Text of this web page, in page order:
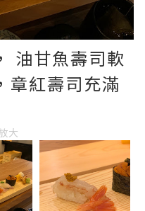
油甘魚壽司軟
章紅壽司充滿
大